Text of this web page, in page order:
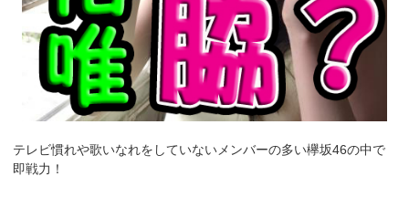
テレビ慣れや歌いなれをしていないメンバーの多い欅坂46の中で
即戦力！